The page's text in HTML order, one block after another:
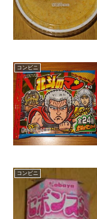
コンビニ
コンビニ